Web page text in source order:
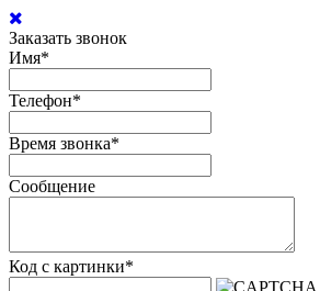
Заказать звонок
Имя*
Телефон*
Время звонка*
Сообщение
Код с картинки*